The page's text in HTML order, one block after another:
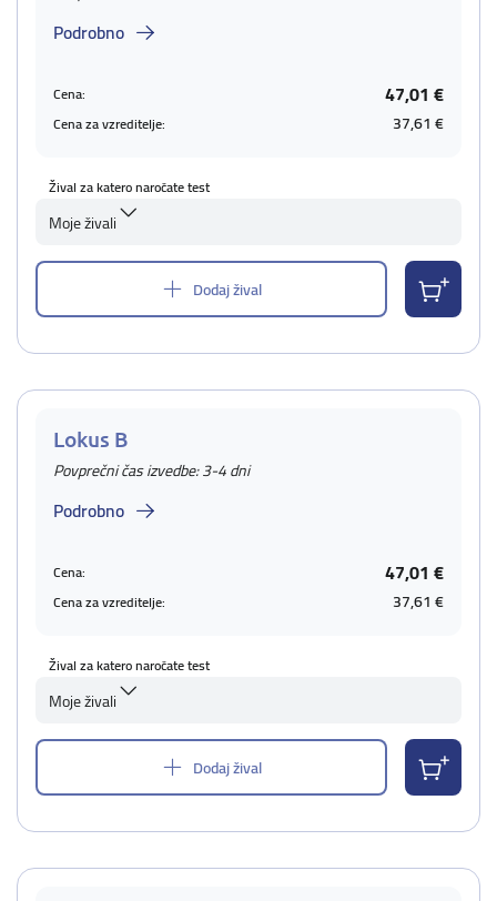
Podrobno
Cena: 47,01 €
Cena za vzreditelje: 37,61 €
Žival za katero naročate test
Moje živali
Dodaj žival
Lokus B
Povprečni čas izvedbe: 3-4 dni
Podrobno
Cena: 47,01 €
Cena za vzreditelje: 37,61 €
Žival za katero naročate test
Moje živali
Dodaj žival